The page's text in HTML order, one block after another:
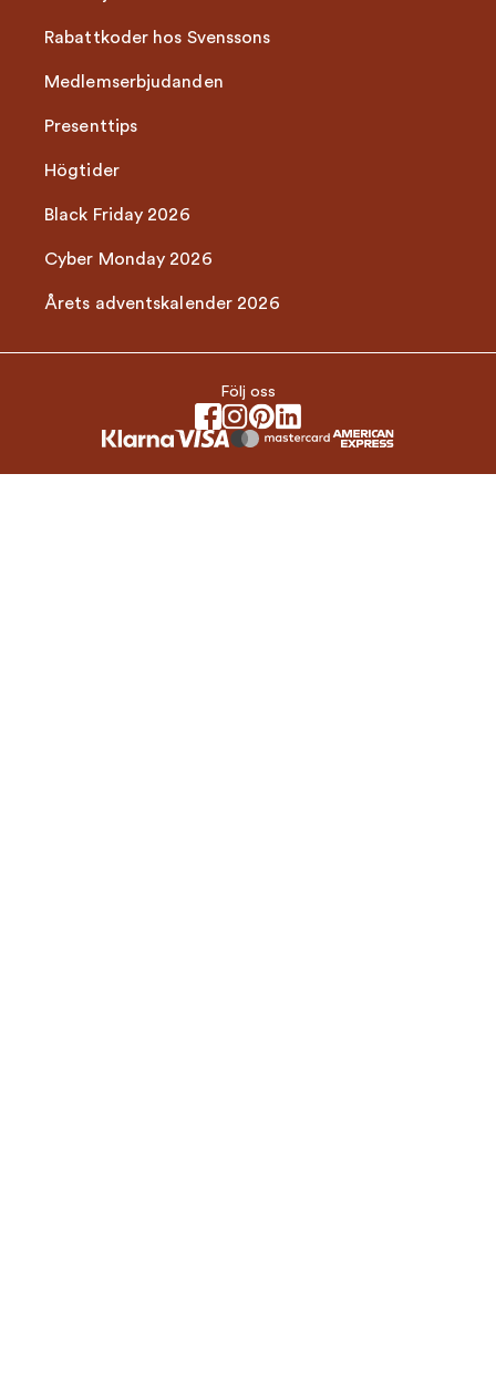
Rabattkoder hos Svenssons
Medlemserbjudanden
Presenttips
Högtider
Black Friday 2026
Cyber Monday 2026
Årets adventskalender 2026
Följ oss